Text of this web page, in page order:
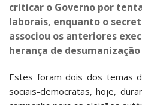
criticar o Governo por
laborais, enquanto o
associou os anteriores
herança de
Estes foram dois dos temas
sociais-democratas, hoje,